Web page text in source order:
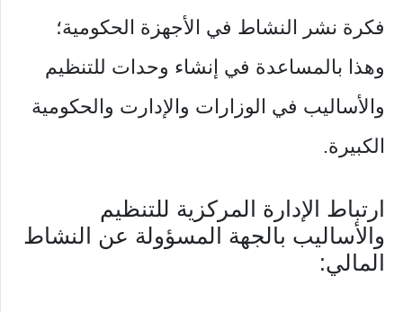
فكرة نشر النشاط في الأجهزة الحكومية؛
وهذا بالمساعدة في إنشاء وحدات للتنظيم
والأساليب في الوزارات والإدارت والحكومية
الكبيرة.
ارتباط الإدارة المركزية للتنظيم
والأساليب بالجهة المسؤولة عن النشاط
المالي: